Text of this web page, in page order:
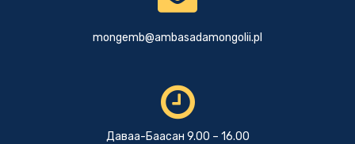
mongemb@ambasadamongolii.pl
Даваа-Баасан 9.00 – 16.00